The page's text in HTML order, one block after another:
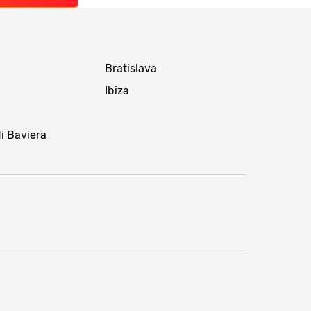
Baviera
Bratislava
Ibiza